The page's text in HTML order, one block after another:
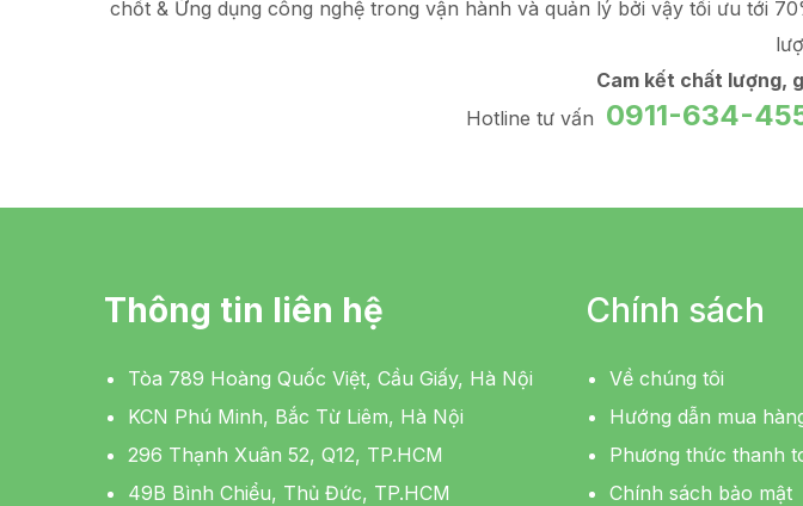
chốt & Ứng dụng công nghệ trong vận hành và quản lý bởi vậy tối ưu tới
Cam kết chất lượng,
Hotline tư vấn 0911-634-
Thông tin liên hệ
Tòa 789 Hoàng Quốc Việt, Cầu Giấy, Hà Nội
KCN Phú Minh, Bắc Từ Liêm, Hà Nội
296 Thạnh Xuân 52, Q12, TP.HCM
49B Bình Chiểu, Thủ Đức, TP.HCM
Chính sách
Về chúng tôi
Hướng dẫn mua
Phương thức thanh
Chính sách bảo mật